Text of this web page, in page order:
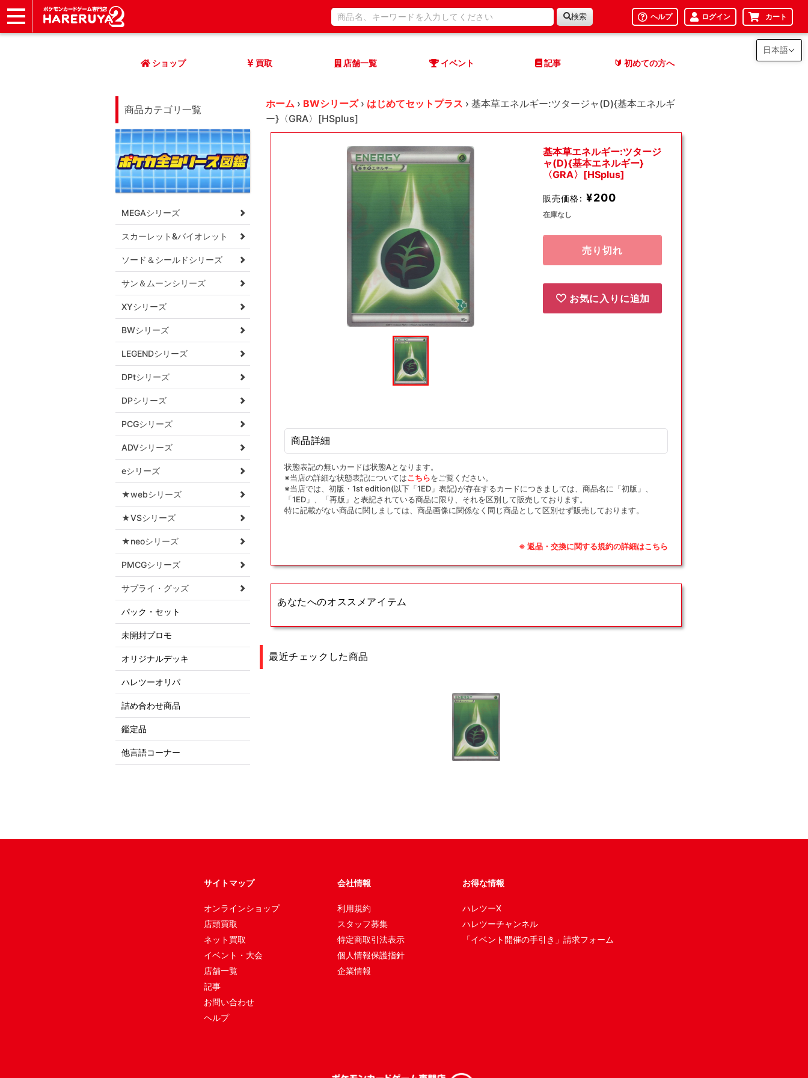
検索 ヘルプ ログイン カート
ショップ 買取 店舗一覧 イベント 記事 🔰 初めての方へ
商品カテゴリ一覧
MEGAシリーズ
スカーレット&バイオレット
ソード＆シールドシリーズ
サン＆ムーンシリーズ
XYシリーズ
BWシリーズ
LEGENDシリーズ
DPtシリーズ
DPシリーズ
PCGシリーズ
ADVシリーズ
eシリーズ
★webシリーズ
★VSシリーズ
★neoシリーズ
PMCGシリーズ
サプライ・グッズ
パック・セット
未開封プロモ
オリジナルデッキ
ハレツーオリパ
詰め合わせ商品
鑑定品
他言語コーナー
ホーム › BWシリーズ › はじめてセットプラス › 基本草エネルギー:ツタージャ(D){基本エネルギ
ー}〈GRA〉[HSplus]
(1)
を
基本草エネルギー:ツタージ
ャ(D){基本エネルギー}
〈GRA〉[HSplus]
販売価格: ¥200
在庫なし
売り切れ
お気に入りに追加
商品詳細
状態表記の無いカードは状態Aとなります。
※当店の詳細な状態表記についてはこちらをご覧ください。
※当店では、初版・1st edition(以下「1ED」表記)が存在するカードにつきましては、商品名に「初版」、
「1ED」、「再版」と表記されている商品に限り、それを区別して販売しております。
特に記載がない商品に関しましては、商品画像に関係なく同じ商品として区別せず販売しております。
※ 返品・交換に関する規約の詳細はこちら
あなたへのオススメアイテム
最近チェックした商品
サイトマップ
オンラインショップ
店頭買取
ネット買取
イベント・大会
店舗一覧
記事
お問い合わせ
ヘルプ
会社情報
利用規約
スタッフ募集
特定商取引法表示
個人情報保護指針
企業情報
お得な情報
ハレツーX
ハレツーチャンネル
「イベント開催の手引き」請求フォーム
日本語